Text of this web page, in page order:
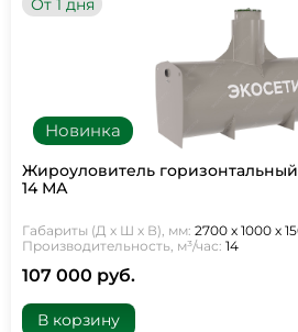
Новинка
От 1 дня
Жироуловитель
14 МА
Габариты (Д х Ш х В), мм: 2700 х 1000 х
Производительность, м³/час: 14
107 000 руб.
В корзину